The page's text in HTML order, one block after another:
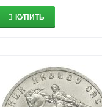
КУПИТЬ